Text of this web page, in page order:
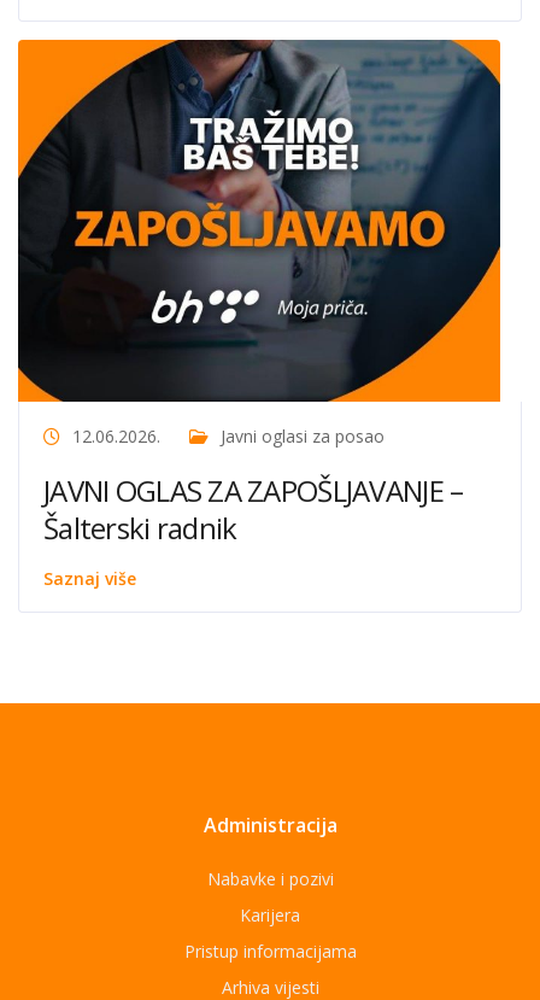
12.06.2026. Javni oglasi za posao
JAVNI OGLAS ZA ZAPOŠLJAVANJE –
Šalterski radnik
Saznaj više
Administracija
Nabavke i pozivi
Karijera
Pristup informacijama
Arhiva vijesti